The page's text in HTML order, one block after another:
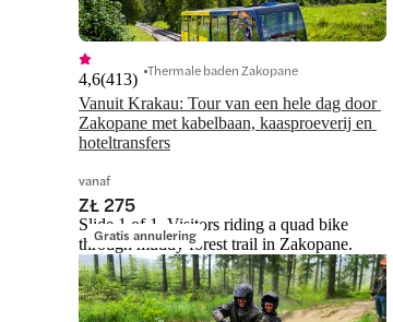
Vanuit Krakau: Tour van een hele dag door
Zakopane met kabelbaan, kaasproeverij en
hoteltransfers
4,6(413) Thermale baden Zakopane
vanaf
ZŁ 275
Gratis annulering
Slide 1 of 1, Visitors riding a quad bike
through muddy forest trail in Zakopane.